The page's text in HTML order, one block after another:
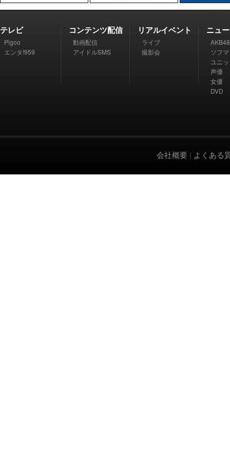
テレビ
Pigoo
エンタ!959
コンテンツ配信
動画配信
アイドルSMS
リアルイベント
ライブ
撮影会
ニュ
AKB48
ソフ
ユニ
声優
女優
DVD
会社概要 | よくある